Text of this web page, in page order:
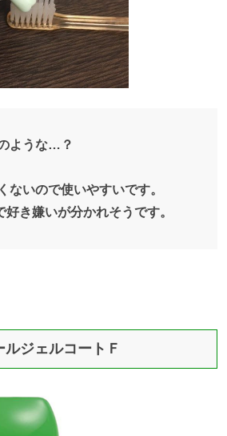
ような…？
ないので使いやすいです。
き嫌いが分かれそうです。
ジェルコートＦ